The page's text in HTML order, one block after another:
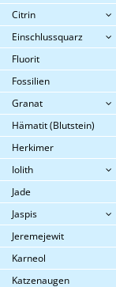
Citrin
Einschlussquarz
Fluorit
Fossilien
Granat
Hämatit (Blutstein)
Herkimer
Iolith
Jade
Jaspis
Jeremejewit
Karneol
Katzenaugen